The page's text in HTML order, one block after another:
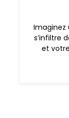
Imaginez
s’infiltre
et